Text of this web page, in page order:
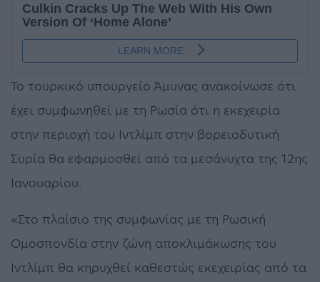
Το τουρκικό υπουργείο Άμυνας ανακοίνωσε ότι
έχει συμφωνηθεί με τη Ρωσία ότι η εκεχειρία
στην περιοχή του Ιντλίμπ στην βορειοδυτική
Συρία θα εφαρμοσθεί από τα μεσάνυχτα της 12ης
Ιανουαρίου.
«Στο πλαίσιο της συμφωνίας με τη Ρωσική
Ομοσπονδία στην ζώνη αποκλιμάκωσης του
Ιντλίμπ θα κηρυχθεί καθεστώς εκεχειρίας από τα